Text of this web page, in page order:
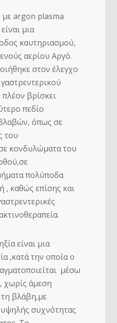
argon plasma
μια
καυτηριασμού,
αερίου Αργό.
στον έλεγχο
βρίσκει
πεδίο
όπως σε
του
κονδυλώματα του
πολύποδα
, καθώς επίσης και
είναι μια
,κατά την οποία ο
μέσω
χωρίς άμεση
βλάβη,με
συχνότητας